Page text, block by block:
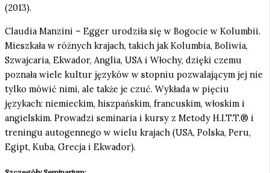
(2013).
Claudia Manzini – Egger urodziła się w Bogocie w Kolumbii.
Mieszkała w różnych krajach, takich jak Kolumbia, Boliwia,
Szwajcaria, Ekwador, Anglia, USA i Włochy, dzięki czemu
poznała wiele kultur języków w stopniu pozwalającym jej nie
tylko mówić nimi, ale także je czuć. Wykłada w pięciu
językach: niemieckim, hiszpańskim, francuskim, włoskim i
angielskim. Prowadzi seminaria i kursy z Metody H.I.T.T.® i
treningu autogennego w wielu krajach (USA, Polska, Peru,
Egipt, Kuba, Grecja i Ekwador).